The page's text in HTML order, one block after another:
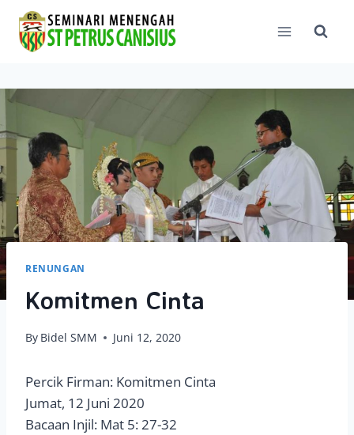
content
RENUNGAN
Komitmen Cinta
By Bidel SMM Juni 12, 2020
Percik Firman: Komitmen Cinta
Jumat, 12 Juni 2020
Bacaan Injil: Mat 5: 27-32